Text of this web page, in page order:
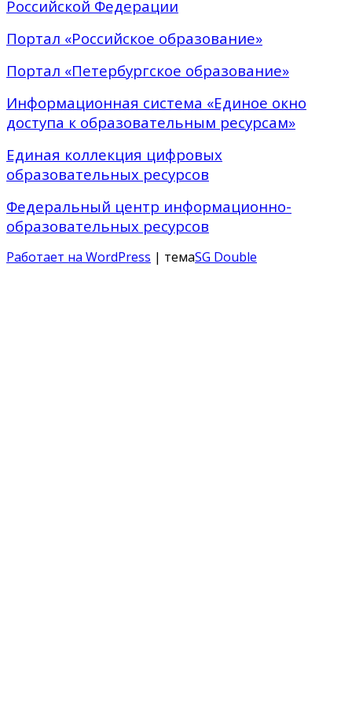
Российской Федерации
Портал «Российское образование»
Портал «Петербургское образование»
Информационная система «Единое окно
доступа к образовательным ресурсам»
Единая коллекция цифровых
образовательных ресурсов
Федеральный центр информационно-
образовательных ресурсов
Работает на WordPress | темаSG Double